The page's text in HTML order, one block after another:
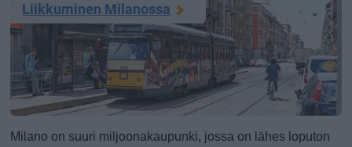
Liikkuminen Milanossa
Milano on suuri miljoonakaupunki, jossa on lähes loputon